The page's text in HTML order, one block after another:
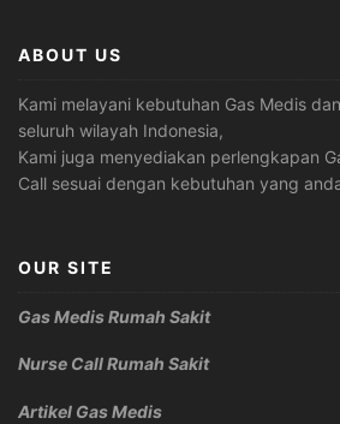
ABOUT US
Kami melayani kebutuhan Gas Medis
seluruh wilayah Indonesia,
Kami juga menyediakan perlengkapan
Call sesuai dengan kebutuhan yang
OUR SITE
Gas Medis Rumah Sakit
Nurse Call Rumah Sakit
Artikel Gas Medis